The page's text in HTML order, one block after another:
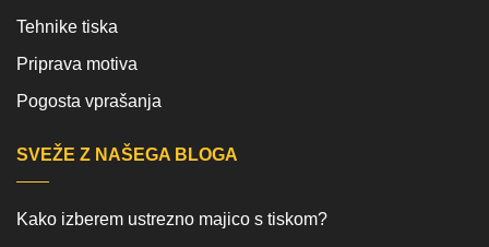
Tehnike tiska
Priprava motiva
Pogosta vprašanja
SVEŽE Z NAŠEGA BLOGA
Kako izberem ustrezno majico s tiskom?